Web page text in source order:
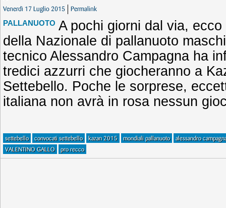
Venerdì 17 Luglio 2015 Permalink
PALLANUOTO A pochi giorni dal via,
della Nazionale di pallanuoto
tecnico Alessandro Campagna ha
tredici azzurri che giocheranno a
Settebello. Poche le sorprese,
italiana non avrà in rosa nessun
settebello convocati settebello kazan 2015 mondiali pallanuoto
alessandro
VALENTINO GALLO
pro recco